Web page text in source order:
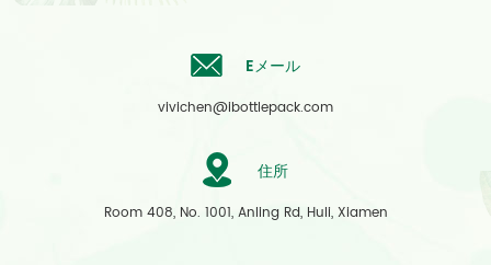
Eメール
vivichen@ibottlepack.com
住所
Room 408, No. 1001, Anling Rd, Huli, Xiamen